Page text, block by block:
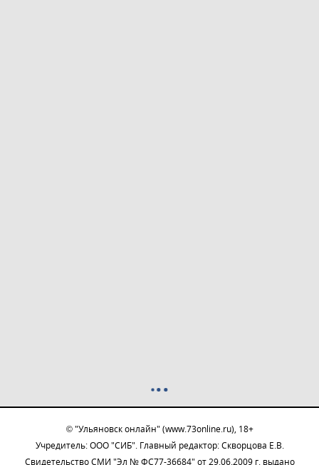
© "Ульяновск онлайн" (www.73online.ru), 18+
Учредитель: ООО "СИБ". Главный редактор: Скворцова Е.В.
Свидетельство СМИ "Эл № ФС77-36684" от 29.06.2009 г. выдано